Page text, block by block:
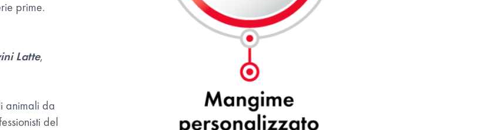
prime.
Latte,
animali da
del